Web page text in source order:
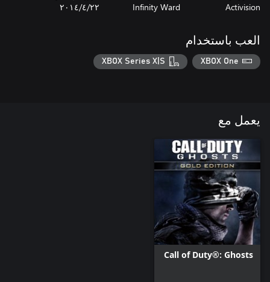
Activision
Infinity Ward ٢٢‏/٤‏/٢٠١٤
العب باستخدام
XBOX One
XBOX Series X|S
يعمل مع
Call of Duty®: Ghosts